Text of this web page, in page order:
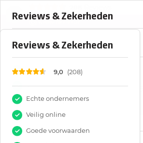
9,0Menu
I Love Pug - Sleutelhanger